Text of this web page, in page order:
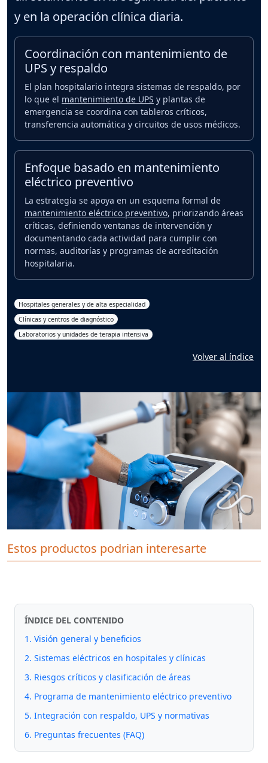
y en la operación clínica diaria.
Coordinación con mantenimiento de
UPS y respaldo
El plan hospitalario integra sistemas de respaldo, por
lo que el mantenimiento de UPS y plantas de
emergencia se coordina con tableros críticos,
transferencia automática y circuitos de usos médicos.
Enfoque basado en mantenimiento
eléctrico preventivo
La estrategia se apoya en un esquema formal de
mantenimiento eléctrico preventivo, priorizando áreas
críticas, definiendo ventanas de intervención y
documentando cada actividad para cumplir con
normas, auditorías y programas de acreditación
hospitalaria.
Hospitales generales y de alta especialidad
Clínicas y centros de diagnóstico
Laboratorios y unidades de terapia intensiva
Volver al índice
Estos productos podrian interesarte
ÍNDICE DEL CONTENIDO
1. Visión general y beneficios
2. Sistemas eléctricos en hospitales y clínicas
3. Riesgos críticos y clasificación de áreas
4. Programa de mantenimiento eléctrico preventivo
5. Integración con respaldo, UPS y normativas
6. Preguntas frecuentes (FAQ)